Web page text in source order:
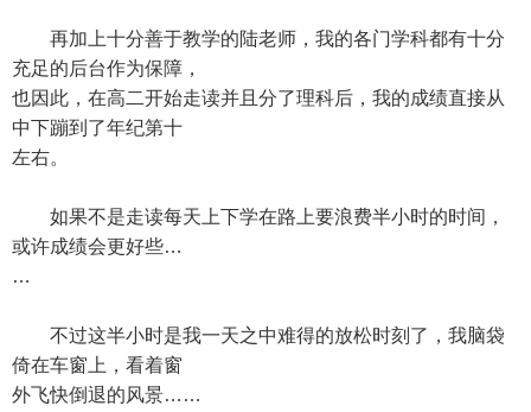
再加上十分善于教学的陆老师，我的各门学科都有十分
充足的后台作为保障，
也因此，在高二开始走读并且分了理科后，我的成绩直接从
中下蹦到了年纪第十
左右。
如果不是走读每天上下学在路上要浪费半小时的时间，
或许成绩会更好些…
…
不过这半小时是我一天之中难得的放松时刻了，我脑袋
倚在车窗上，看着窗
外飞快倒退的风景……